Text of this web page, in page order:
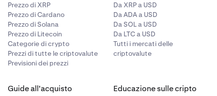
Prezzo di XRP
Prezzo di Cardano
Prezzo di Solana
Prezzo di Litecoin
Categorie di crypto
Prezzi di tutte le criptovalute
Previsioni dei prezzi
Da XRP a USD
Da ADA a USD
Da SOL a USD
Da LTC a USD
Tutti i mercati delle
criptovalute
Guide all'acquisto Educazione sulle cripto